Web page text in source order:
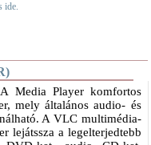
ide.
Media Player komfortos
mely általános audio- és
A VLC multimédia-
lejátssza a legelterjedtebb